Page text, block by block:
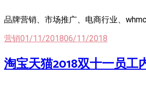
品牌营销、市场推广、电商行业、
营销01/11/201806/11/2018
淘宝天猫2018双十一员工